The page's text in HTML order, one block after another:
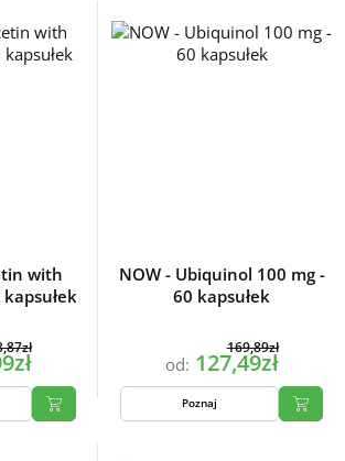
with
NOW - Ubiquinol 100 mg -
60 kapsułek
od:
169,89zł
127,49zł
Poznaj